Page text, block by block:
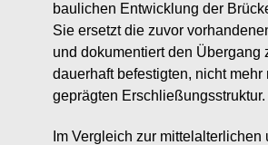
baulichen Entwicklung der
Sie ersetzt die zuvor
und dokumentiert den Übergang
dauerhaft befestigten, nicht mehr
geprägten Erschließungsstruktur.
Im Vergleich zur mittelalterlichen